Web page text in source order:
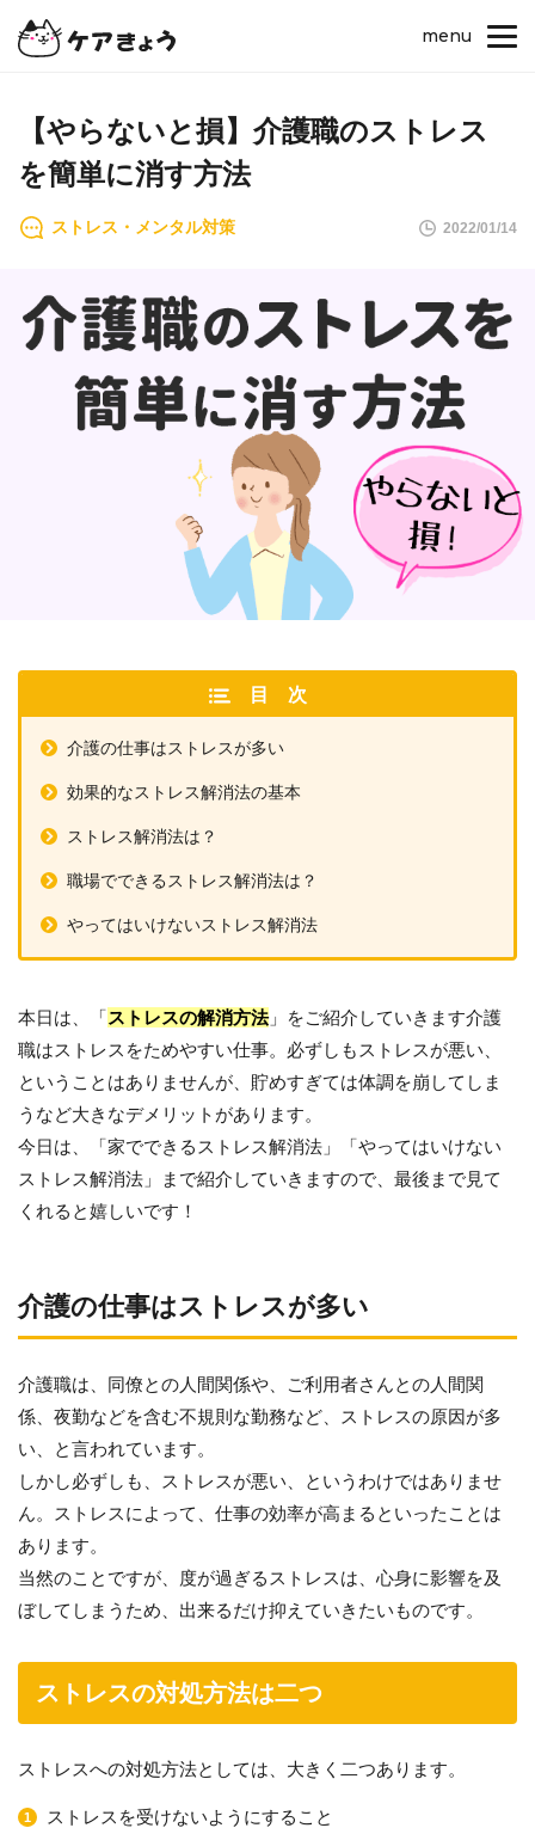
menu
【やらないと損】介護職のストレス
を簡単に消す方法
ストレス・メンタル対策 2022/01/14
目次
介護の仕事はストレスが多い
効果的なストレス解消法の基本
ストレス解消法は？
職場でできるストレス解消法は？
やってはいけないストレス解消法
本日は、「ストレスの解消方法」をご紹介していきます介護
職はストレスをためやすい仕事。必ずしもストレスが悪い、
ということはありませんが、貯めすぎては体調を崩してしま
うなど大きなデメリットがあります。
今日は、「家でできるストレス解消法」「やってはいけない
ストレス解消法」まで紹介していきますので、最後まで見て
くれると嬉しいです！
介護の仕事はストレスが多い
介護職は、同僚との人間関係や、ご利用者さんとの人間関
係、夜勤などを含む不規則な勤務など、ストレスの原因が多
い、と言われています。
しかし必ずしも、ストレスが悪い、というわけではありませ
ん。ストレスによって、仕事の効率が高まるといったことは
あります。
当然のことですが、度が過ぎるストレスは、心身に影響を及
ぼしてしまうため、出来るだけ抑えていきたいものです。
ストレスの対処方法は二つ
ストレスへの対処方法としては、大きく二つあります。
ストレスを受けないようにすること